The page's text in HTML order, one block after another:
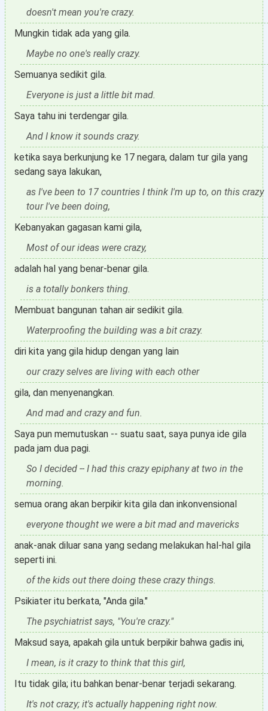
doesn't mean you're crazy.
Mungkin tidak ada yang gila.
Maybe no one's really crazy.
Semuanya sedikit gila.
Everyone is just a little bit mad.
Saya tahu ini terdengar gila.
And I know it sounds crazy.
ketika saya berkunjung ke 17 negara, dalam tur gila yang
sedang saya lakukan,
as I've been to 17 countries I think I'm up to, on this crazy
tour I've been doing,
Kebanyakan gagasan kami gila,
Most of our ideas were crazy,
adalah hal yang benar-benar gila.
is a totally bonkers thing.
Membuat bangunan tahan air sedikit gila.
Waterproofing the building was a bit crazy.
diri kita yang gila hidup dengan yang lain
our crazy selves are living with each other
gila, dan menyenangkan.
And mad and crazy and fun.
Saya pun memutuskan -- suatu saat, saya punya ide gila
pada jam dua pagi.
So I decided -- I had this crazy epiphany at two in the
morning.
semua orang akan berpikir kita gila dan inkonvensional
everyone thought we were a bit mad and mavericks
anak-anak diluar sana yang sedang melakukan hal-hal gila
seperti ini.
of the kids out there doing these crazy things.
Psikiater itu berkata, "Anda gila."
The psychiatrist says, "You're crazy."
Maksud saya, apakah gila untuk berpikir bahwa gadis ini,
I mean, is it crazy to think that this girl,
Itu tidak gila; itu bahkan benar-benar terjadi sekarang.
It's not crazy; it's actually happening right now.